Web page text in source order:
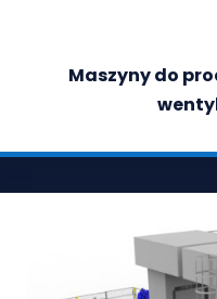
Maszyny do